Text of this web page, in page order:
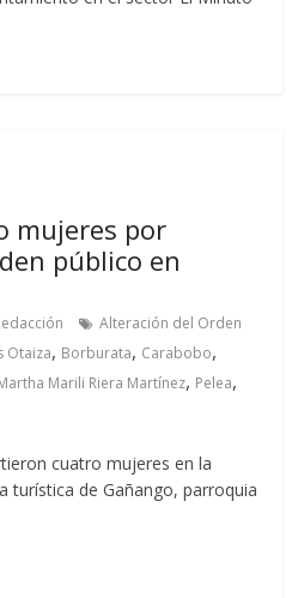
mujeres por
público en
Alteración del Orden
Otaiza, Borburata, Carabobo,
Marili Riera Martínez, Pelea,
cuatro mujeres en la
turística de Gañango, parroquia